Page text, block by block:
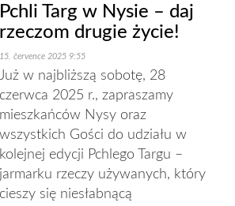
Pchli Targ w Nysie – daj
rzeczom drugie życie!
15. července 2025 9:55
Już w najbliższą sobotę, 28
czerwca 2025 r., zapraszamy
mieszkańców Nysy oraz
wszystkich Gości do udziału w
kolejnej edycji Pchlego Targu –
jarmarku rzeczy używanych, który
cieszy się niesłabnącą